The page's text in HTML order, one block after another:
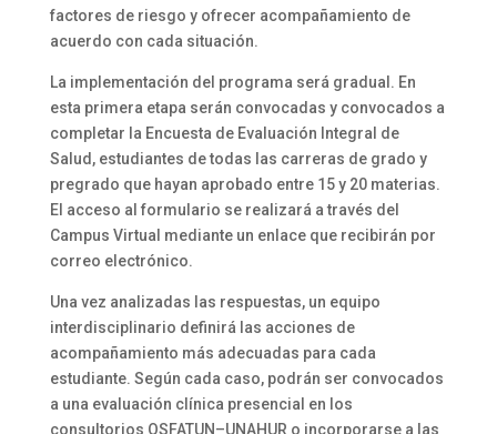
factores de riesgo y ofrecer acompañamiento de
acuerdo con cada situación.
La implementación del programa será gradual. En
esta primera etapa serán convocadas y convocados a
completar la Encuesta de Evaluación Integral de
Salud, estudiantes de todas las carreras de grado y
pregrado que hayan aprobado entre 15 y 20 materias.
El acceso al formulario se realizará a través del
Campus Virtual mediante un enlace que recibirán por
correo electrónico.
Una vez analizadas las respuestas, un equipo
interdisciplinario definirá las acciones de
acompañamiento más adecuadas para cada
estudiante. Según cada caso, podrán ser convocados
a una evaluación clínica presencial en los
consultorios OSFATUN–UNAHUR o incorporarse a las